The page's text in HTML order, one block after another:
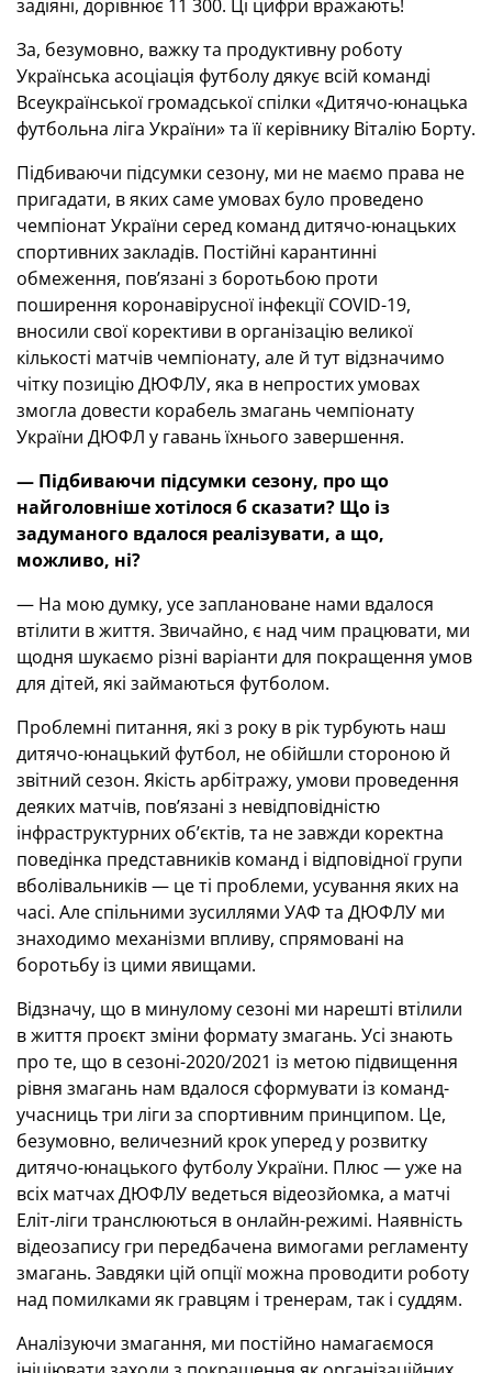
задіяні, дорівнює 11 300. Ці цифри вражають!
За, безумовно, важку та продуктивну роботу
Українська асоціація футболу дякує всій команді
Всеукраїнської громадської спілки «Дитячо-юнацька
футбольна ліга України» та її керівнику Віталію Борту.
Підбиваючи підсумки сезону, ми не маємо права не
пригадати, в яких саме умовах було проведено
чемпіонат України серед команд дитячо-юнацьких
спортивних закладів. Постійні карантинні
обмеження, пов’язані з боротьбою проти
поширення коронавірусної інфекції COVID-19,
вносили свої корективи в організацію великої
кількості матчів чемпіонату, але й тут відзначимо
чітку позицію ДЮФЛУ, яка в непростих умовах
змогла довести корабель змагань чемпіонату
України ДЮФЛ у гавань їхнього завершення.
— Підбиваючи підсумки сезону, про що
найголовніше хотілося б сказати? Що із
задуманого вдалося реалізувати, а що,
можливо, ні?
— На мою думку, усе заплановане нами вдалося
втілити в життя. Звичайно, є над чим працювати, ми
щодня шукаємо різні варіанти для покращення умов
для дітей, які займаються футболом.
Проблемні питання, які з року в рік турбують наш
дитячо-юнацький футбол, не обійшли стороною й
звітний сезон. Якість арбітражу, умови проведення
деяких матчів, пов’язані з невідповідністю
інфраструктурних об’єктів, та не завжди коректна
поведінка представників команд і відповідної групи
вболівальників — це ті проблеми, усування яких на
часі. Але спільними зусиллями УАФ та ДЮФЛУ ми
знаходимо механізми впливу, спрямовані на
боротьбу із цими явищами.
Відзначу, що в минулому сезоні ми нарешті втілили
в життя проєкт зміни формату змагань. Усі знають
про те, що в сезоні-2020/2021 із метою підвищення
рівня змагань нам вдалося сформувати із команд-
учасниць три ліги за спортивним принципом. Це,
безумовно, величезний крок уперед у розвитку
дитячо-юнацького футболу України. Плюс — уже на
всіх матчах ДЮФЛУ ведеться відеозйомка, а матчі
Еліт-ліги транслюються в онлайн-режимі. Наявність
відеозапису гри передбачена вимогами регламенту
змагань. Завдяки цій опції можна проводити роботу
над помилками як гравцям і тренерам, так і суддям.
Аналізуючи змагання, ми постійно намагаємося